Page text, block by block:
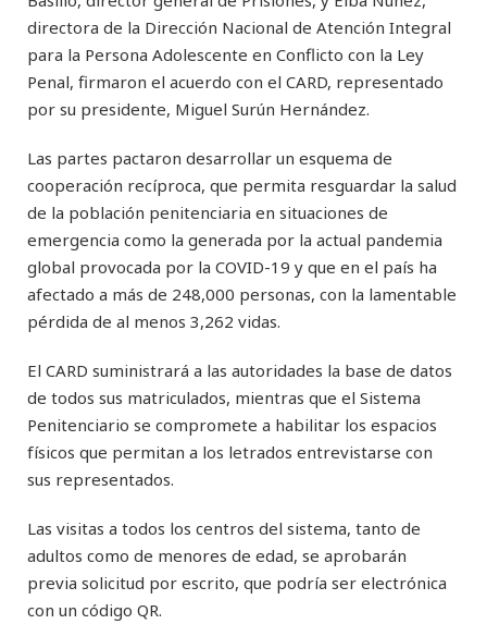
directora de la Dirección Nacional de Atención Integral
para la Persona Adolescente en Conflicto con la Ley
Penal, firmaron el acuerdo con el CARD, representado
por su presidente, Miguel Surún Hernández.
Las partes pactaron desarrollar un esquema de
cooperación recíproca, que permita resguardar la salud
de la población penitenciaria en situaciones de
emergencia como la generada por la actual pandemia
global provocada por la COVID-19 y que en el país ha
afectado a más de 248,000 personas, con la lamentable
pérdida de al menos 3,262 vidas.
El CARD suministrará a las autoridades la base de datos
de todos sus matriculados, mientras que el Sistema
Penitenciario se compromete a habilitar los espacios
físicos que permitan a los letrados entrevistarse con
sus representados.
Las visitas a todos los centros del sistema, tanto de
adultos como de menores de edad, se aprobarán
previa solicitud por escrito, que podría ser electrónica
con un código QR.